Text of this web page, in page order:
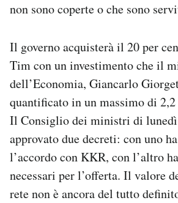
non sono coperte o che sono
Il governo acquisterà il 20 per
Tim con un investimento che il
dell’Economia, Giancarlo
quantificato in un massimo di
Il Consiglio dei ministri di lunedì
approvato due decreti: con uno
l’accordo con KKR, con l’altro
necessari per l’offerta. Il valore
rete non è ancora del tutto